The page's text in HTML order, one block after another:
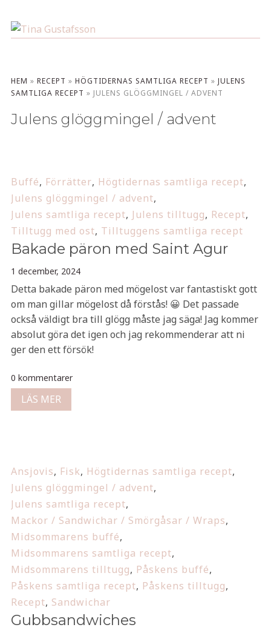
HEM » RECEPT » HÖGTIDERNAS SAMTLIGA RECEPT » JULENS
SAMTLIGA RECEPT » JULENS GLÖGGMINGEL / ADVENT
Julens glöggmingel / advent
Buffé, Förrätter, Högtidernas samtliga recept,
Julens glöggmingel / advent,
Julens samtliga recept, Julens tilltugg, Recept,
Tilltugg med ost, Tilltuggens samtliga recept
Bakade päron med Saint Agur
1 december, 2024
Detta bakade päron med mögelost var fantastiskt gott
om man gillar mögelost då förstås! 😀 Det passade
också väldigt bra till glögg måste jag säga! Jag kommer
absolut göra det igen och jag rekommenderar att ni
ger den ett försök!
0 kommentarer
LÄS MER
Ansjovis, Fisk, Högtidernas samtliga recept,
Julens glöggmingel / advent,
Julens samtliga recept,
Mackor / Sandwichar / Smörgåsar / Wraps,
Midsommarens buffé,
Midsommarens samtliga recept,
Midsommarens tilltugg, Påskens buffé,
Påskens samtliga recept, Påskens tilltugg,
Recept, Sandwichar
Gubbsandwiches